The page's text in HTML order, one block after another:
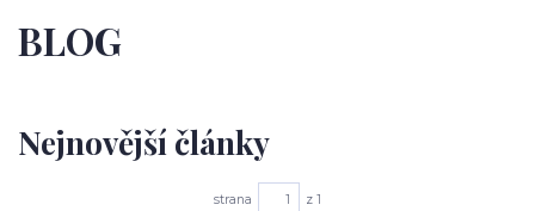
BLOG
Nejnovější články
strana z 1